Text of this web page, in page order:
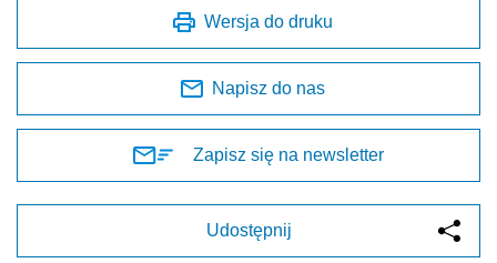
Wersja do druku
Napisz do nas
Zapisz się na newsletter
Udostępnij